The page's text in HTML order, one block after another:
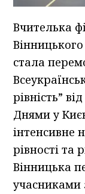
Вчителька
стала
рівність”
Днями у
інтенсивне
рівності та
Вінницька
учасниками